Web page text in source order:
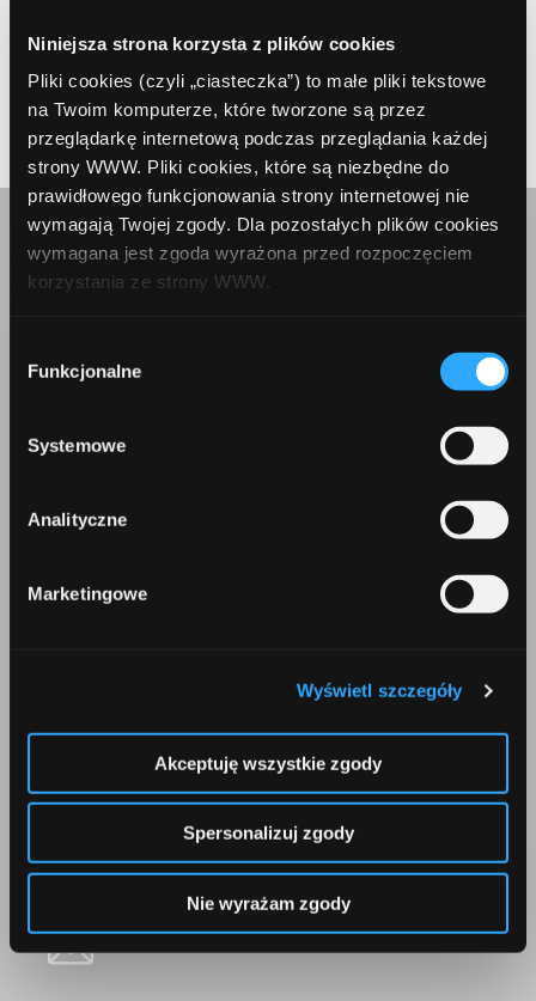
Niniejsza strona korzysta z plików cookies
Pliki cookies (czyli „ciasteczka”) to małe pliki tekstowe
na Twoim komputerze, które tworzone są przez
przeglądarkę internetową podczas przeglądania każdej
strony WWW. Pliki cookies, które są niezbędne do
prawidłowego funkcjonowania strony internetowej nie
wymagają Twojej zgody. Dla pozostałych plików cookies
wymagana jest zgoda wyrażona przed rozpoczęciem
korzystania ze strony WWW.
formy korzystania z plików cookies. Więcej:
Polityka
zgody
Funkcjonalne
Systemowe
Analityczne
Marketingowe
Wyświetl szczegóły
Akceptuję wszystkie zgody
Spersonalizuj zgody
Nie wyrażam zgody
Prev Article Next Article
Skontaktuj się z nami
Korepondencja
ul. Konstruktorska 13
+48 22 642 91 19